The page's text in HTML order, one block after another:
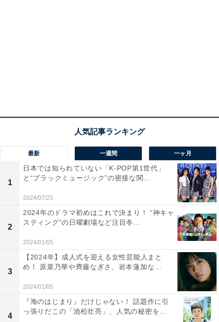
ジュディはウサギ初の警官であり、だからこそ警察署内
では小さい動物向けの設備が整えられていなかったとも
いえます。そもそも受付からして机が高いために、ジュ
ディがチーターのクロウハウザーから気づかれなかった
場面もあり、外部からの来客の配慮すら行き届いていな
かったのではないでしょうか。
一方で、その後のヌーディストの集まりの扉をよく見る
最新 一週間 一ヶ月
1
日本では知られていない「K-POP第1世代」
と“ブラックミュージック”の密接な関...
2024/07/25
2
2024年のドラマ初めはこれで決まり！ “神キャ
スティング”の日曜劇場など注目冬...
2024/01/05
3
【2024年】成人式を迎える女性芸能人まと
め！ 原菜乃華や齊藤なぎさ、岩本蓮加な...
2024/01/05
4
『海のはじまり』だけじゃない！ 話題作に引
っ張りだこの「池松壮亮」、人気の秘密を...